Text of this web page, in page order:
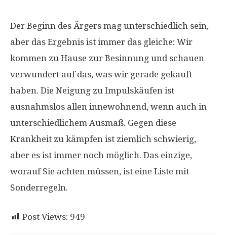
Der Beginn des Ärgers mag unterschiedlich sein,
aber das Ergebnis ist immer das gleiche: Wir
kommen zu Hause zur Besinnung und schauen
verwundert auf das, was wir gerade gekauft
haben. Die Neigung zu Impulskäufen ist
ausnahmslos allen innewohnend, wenn auch in
unterschiedlichem Ausmaß. Gegen diese
Krankheit zu kämpfen ist ziemlich schwierig,
aber es ist immer noch möglich. Das einzige,
worauf Sie achten müssen, ist eine Liste mit
Sonderregeln.
Post Views: 949